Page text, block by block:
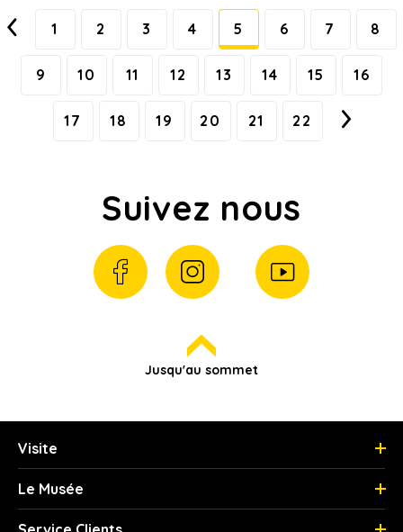
1 2 3 4 5 6 7 8
9 10 11 12 13 14 15 16
17 18 19 20 21 22
Suivez nous
Jusqu'au sommet
Visite
Le Musée